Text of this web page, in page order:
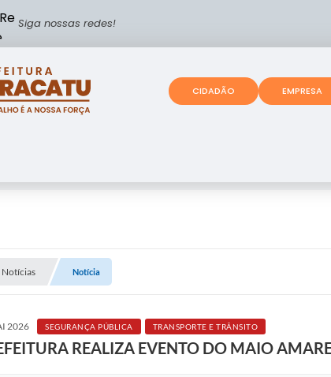
Siga nossas redes!
CIDADÃO EMPRESA
Notícias Notícia
2026 SEGURANÇA PÚBLICA TRANSPORTE E TRÂNSITO
REALIZA EVENTO DO MAIO